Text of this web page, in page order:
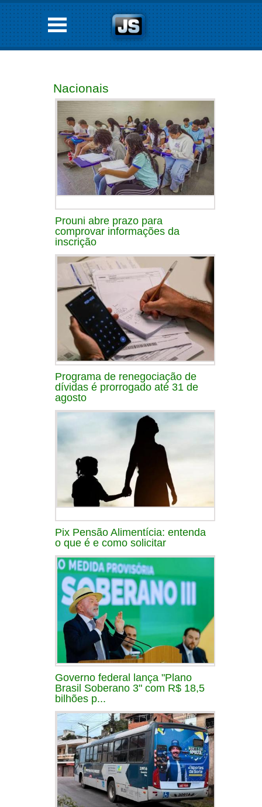
Nacionais
Prouni abre prazo para
comprovar informações da
inscrição
Programa de renegociação de
dívidas é prorrogado até 31 de
agosto
Pix Pensão Alimentícia: entenda
o que é e como solicitar
Governo federal lança "Plano
Brasil Soberano 3" com R$ 18,5
bilhões p...